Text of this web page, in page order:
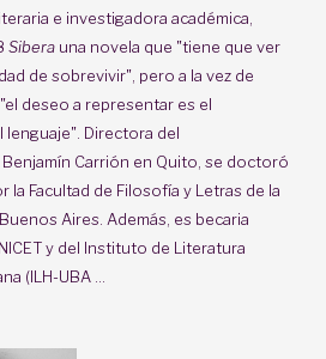
e investigadora académica,
Sibera una novela que "tiene que ver
de sobrevivir", pero a la vez de
deseo a representar es el
Directora del
Carrión en Quito, se doctoró
la Facultad de Filosofía y Letras de la
Aires. Además, es becaria
y del Instituto de Literatura
(ILH-UBA ...